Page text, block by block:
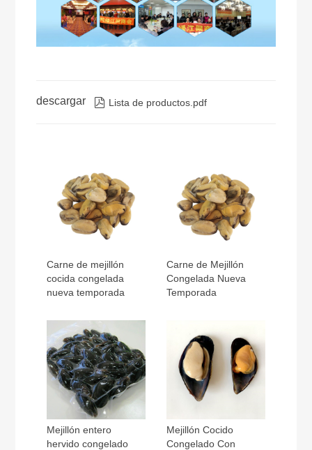
descargar  Lista de productos.pdf
Carne de mejillón
cocida congelada
nueva temporada
Carne de Mejillón
Congelada Nueva
Temporada
Mejillón entero
hervido congelado
Mejillón Cocido
Congelado Con